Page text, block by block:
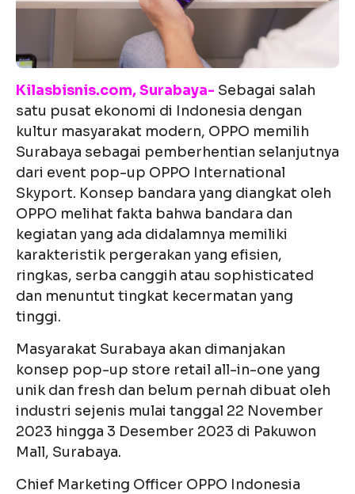
Kilasbisnis.com, Surabaya- Sebagai salah
satu pusat ekonomi di Indonesia dengan
kultur masyarakat modern, OPPO memilih
Surabaya sebagai pemberhentian selanjutnya
dari event pop-up OPPO International
Skyport. Konsep bandara yang diangkat oleh
OPPO melihat fakta bahwa bandara dan
kegiatan yang ada didalamnya memiliki
karakteristik pergerakan yang efisien,
ringkas, serba canggih atau sophisticated
dan menuntut tingkat kecermatan yang
tinggi.
Masyarakat Surabaya akan dimanjakan
konsep pop-up store retail all-in-one yang
unik dan fresh dan belum pernah dibuat oleh
industri sejenis mulai tanggal 22 November
2023 hingga 3 Desember 2023 di Pakuwon
Mall, Surabaya.
Chief Marketing Officer OPPO Indonesia